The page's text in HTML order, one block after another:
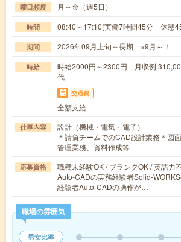
曜日頻度 月～金（週5日）
時間 08:40～17:10(実働7時間45分 休憩
期間 2026年09月上旬～長期 ※9月～！
時給
時給2000円～2300円 月収例
代
交通費
全額支給
仕事内容
設計（機械・電気・電子）
＊請負チームでのCAD設計業務＊図
管理業務、資料作成等
応募資格
職種未経験OK / ブランクOK / 英語力
Auto-CADの実務経験者Solid-
経験者Auto-CADの操作が…
職場の雰囲気
男女比率